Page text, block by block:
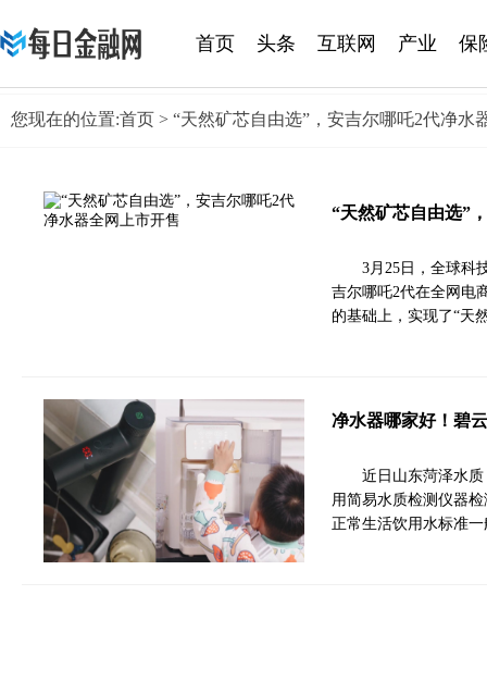
首页 头条 互联网 产业 保
黄金
您现在的位置:首页 > “天然矿芯自由选”，安吉尔哪吒2代净水
“天然矿芯自由选”
3月25日，全球科
吉尔哪吒2代在全网电
的基础上，实现了“天
净水器哪家好！碧
近日山东菏泽水
用简易水质检测仪器
正常生活饮用水标准